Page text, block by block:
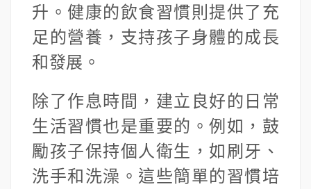
升。健康的飲食習慣則提供了充
足的營養，支持孩子身體的成長
和發展。
除了作息時間，建立良好的日常
生活習慣也是重要的。例如，鼓
勵孩子保持個人衛生，如刷牙、
洗手和洗澡。這些簡單的習慣培